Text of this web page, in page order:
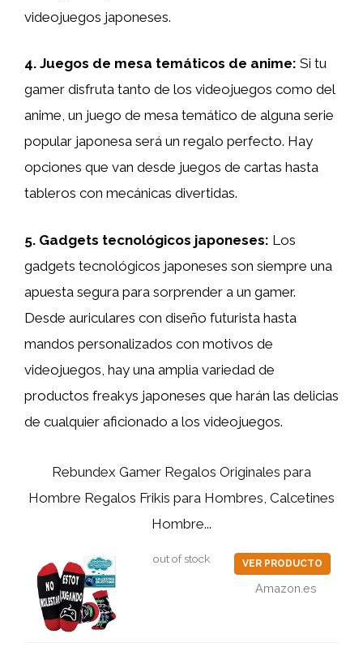
videojuegos japoneses.
4. Juegos de mesa temáticos de anime: Si tu
gamer disfruta tanto de los videojuegos como del
anime, un juego de mesa temático de alguna serie
popular japonesa será un regalo perfecto. Hay
opciones que van desde juegos de cartas hasta
tableros con mecánicas divertidas.
5. Gadgets tecnológicos japoneses: Los
gadgets tecnológicos japoneses son siempre una
apuesta segura para sorprender a un gamer.
Desde auriculares con diseño futurista hasta
mandos personalizados con motivos de
videojuegos, hay una amplia variedad de
productos freakys japoneses que harán las delicias
de cualquier aficionado a los videojuegos.
Rebundex Gamer Regalos Originales para
Hombre Regalos Frikis para Hombres, Calcetines
Hombre...
out of stock VER PRODUCTO
Amazon.es